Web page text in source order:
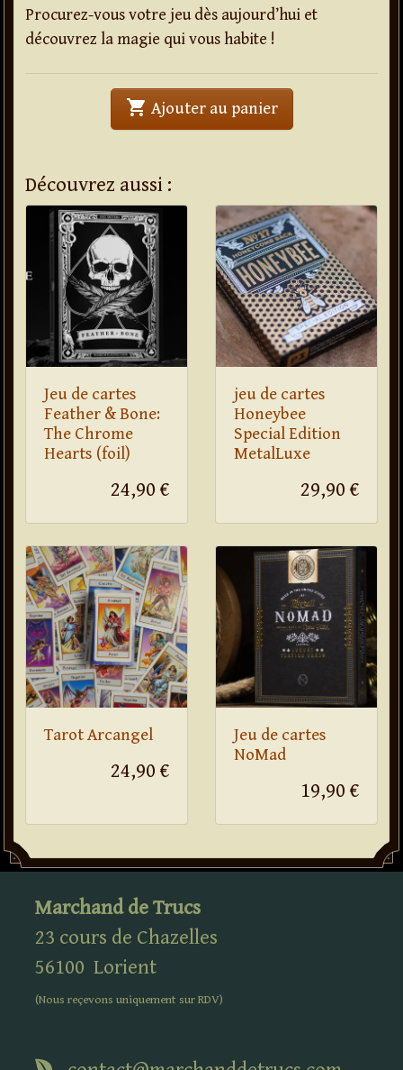
Procurez-vous votre jeu dès aujourd’hui et
découvrez la magie qui vous habite !
shopping_cart Ajouter au panier' . Jeu de cartes
Découvrez aussi :
Jeu de cartes
Feather & Bone:
The Chrome
Hearts (foil)
24,90 €
jeu de cartes
Honeybee
Special Edition
MetalLuxe
29,90 €
Tarot Arcangel
24,90 €
Jeu de cartes
NoMad
19,90 €
Marchand de Trucs
23 cours de Chazelles
56100 Lorient
(Nous reçevons uniquement surRDV)